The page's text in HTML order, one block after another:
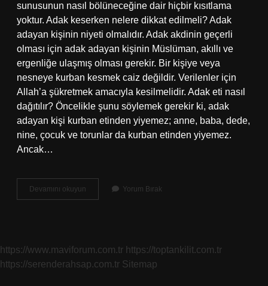
sunusunun nasıl bölüneceğine dair hiçbir kısıtlama
yoktur. Adak keserken nelere dikkat edilmeli? Adak
adayan kişinin niyeti olmalıdır. Adak akdinin geçerli
olması için adak adayan kişinin Müslüman, akıllı ve
ergenliğe ulaşmış olması gerekir. Bir kişiye veya
nesneye kurban kesmek caiz değildir. Verilenler için
Allah’a şükretmek amacıyla kesilmelidir. Adak eti nasıl
dağıtılır? Öncelikle şunu söylemek gerekir ki, adak
adayan kişi kurban etinden yiyemez; anne, baba, dede,
nine, çocuk ve torunlar da kurban etinden yiyemez.
Ancak…
Devamını okuyun
Nasıl
Yorum Bırak
https://www.maviforum.com.tr https://toptankilit.com.tr
https://serenderahsap.com.tr Sitemap